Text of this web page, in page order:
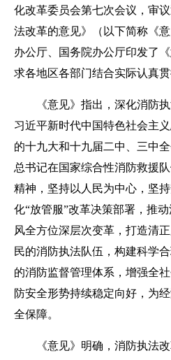
化改革委员会第七次会议，审
法改革的意见》（以下简称《
办公厅、国务院办公厅印发了
求各地区各部门结合实际认真贯
《意见》指出，深化消防
习近平新时代中国特色社会主
的十九大和十九届二中、三中
总书记在国家综合性消防救援
精神，坚持以人民为中心，坚
化“放管服”改革决策部署，推
风全方位深层次变革，打造清
民的消防执法队伍，构建科学
的消防监督管理体系，增强全
防安全形势持续稳定向好，为
全保障。
《意见》明确，消防执法